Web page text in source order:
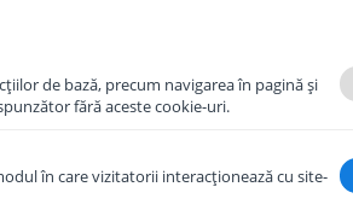
de bază, precum navigarea în pagină şi
fără aceste cookie-uri.
în care vizitatorii interacţionează cu site-